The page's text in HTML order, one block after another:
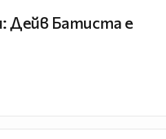
Дейв Батиста е